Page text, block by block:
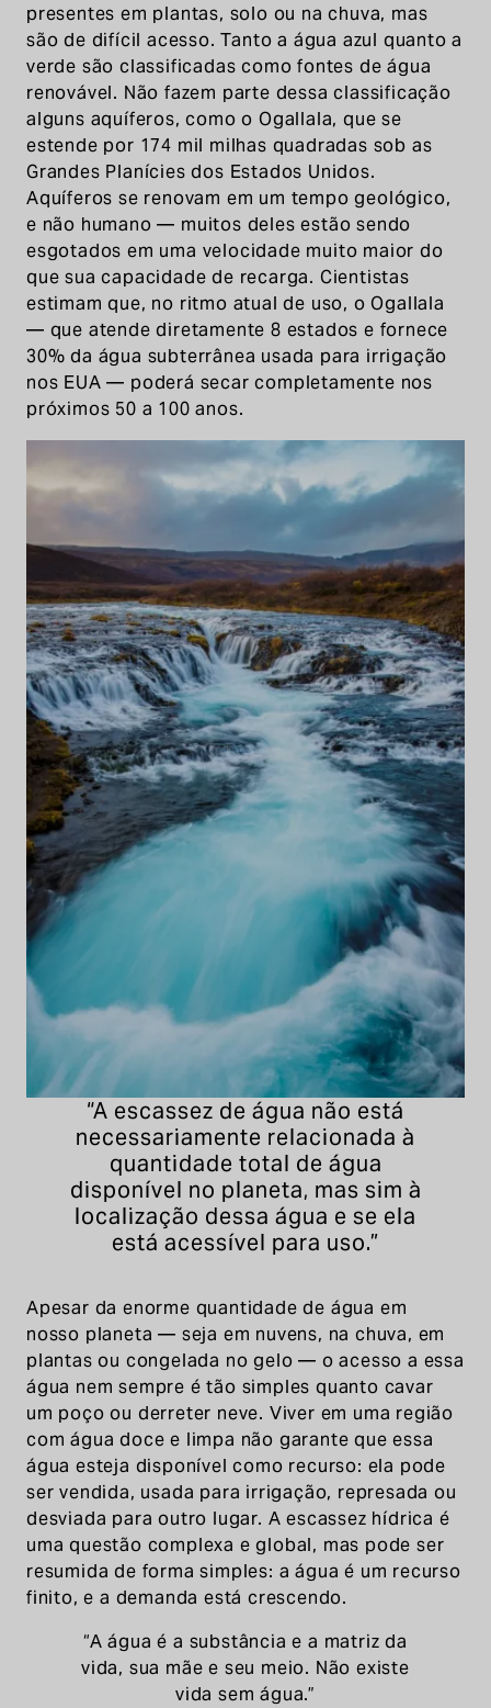
presentes em plantas, solo ou na chuva, mas
são de difícil acesso. Tanto a água azul quanto a
verde são classificadas como fontes de água
renovável. Não fazem parte dessa classificação
alguns aquíferos, como o Ogallala, que se
estende por 174 mil milhas quadradas sob as
Grandes Planícies dos Estados Unidos.
Aquíferos se renovam em um tempo geológico,
e não humano — muitos deles estão sendo
esgotados em uma velocidade muito maior do
que sua capacidade de recarga. Cientistas
estimam que, no ritmo atual de uso, o Ogallala
— que atende diretamente 8 estados e fornece
30% da água subterrânea usada para irrigação
nos EUA — poderá secar completamente nos
próximos 50 a 100 anos.
“A escassez de água não está
necessariamente relacionada à
quantidade total de água
disponível no planeta, mas sim à
localização dessa água e se ela
está acessível para uso.”
Apesar da enorme quantidade de água em
nosso planeta — seja em nuvens, na chuva, em
plantas ou congelada no gelo — o acesso a essa
água nem sempre é tão simples quanto cavar
um poço ou derreter neve. Viver em uma região
com água doce e limpa não garante que essa
água esteja disponível como recurso: ela pode
ser vendida, usada para irrigação, represada ou
desviada para outro lugar. A escassez hídrica é
uma questão complexa e global, mas pode ser
resumida de forma simples: a água é um recurso
finito, e a demanda está crescendo.
“A água é a substância e a matriz da
vida, sua mãe e seu meio. Não existe
vida sem água.”